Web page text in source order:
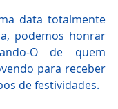
data totalmente
podemos honrar
O de quem
para receber
de festividades.